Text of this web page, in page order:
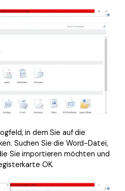
in dem Sie auf die
Suchen Sie die Word-Datei,
Sie importieren möchten und
OK.